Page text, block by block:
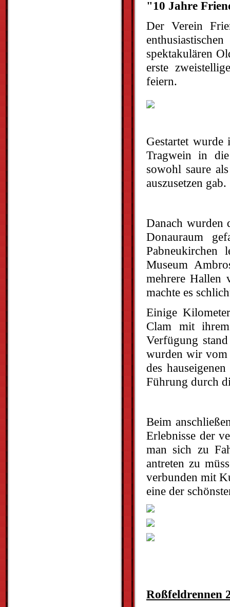
"10 Jahre
Der Verein
spektakulären
erste
feiern.
Gestartet
Tragwein in
sowohl saure
auszusetzen gab.
Danach wurden
Donauraum
Museum
mehrere Hallen
machte es
Einige
Clam mit
Verfügung
wurden wir vom
des
Führung durch
Beim
Erlebnisse der
man sich zu
antreten zu
verbunden mit
eine der
Roßfeldrennen